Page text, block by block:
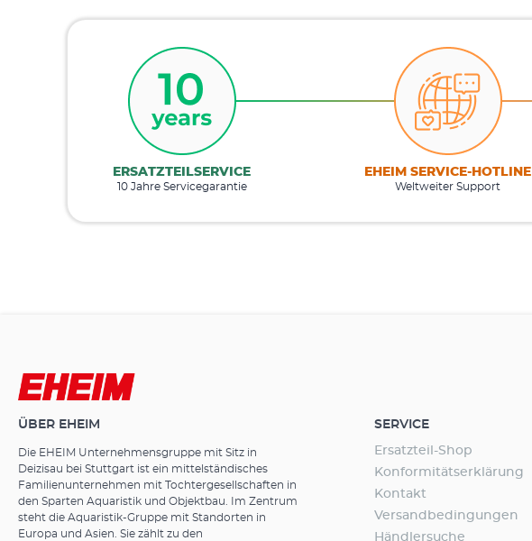
ERSATZTEILSERVICE
10 Jahre Servicegarantie
EHEIM SERVICE-HOTLINE
Weltweiter Support
ÜBER EHEIM
Die EHEIM Unternehmensgruppe mit Sitz in
Deizisau bei Stuttgart ist ein mittelständisches
Familienunternehmen mit Tochtergesellschaften in
den Sparten Aquaristik und Objektbau. Im Zentrum
steht die Aquaristik-Gruppe mit Standorten in
Europa und Asien. Sie zählt zu den
SERVICE
Ersatzteil-Shop
Konformitätserklärung
Kontakt
Versandbedingungen
Händlersuche